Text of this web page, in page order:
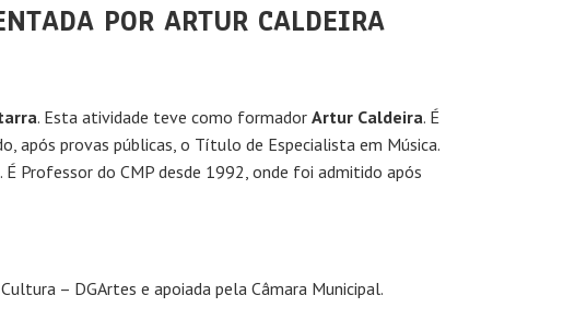
POR ARTUR CALDEIRA
. Esta atividade teve como formador Artur Caldeira. É
após provas públicas, o Título de Especialista em Música.
Professor do CMP desde 1992, onde foi admitido após
– DGArtes e apoiada pela Câmara Municipal.